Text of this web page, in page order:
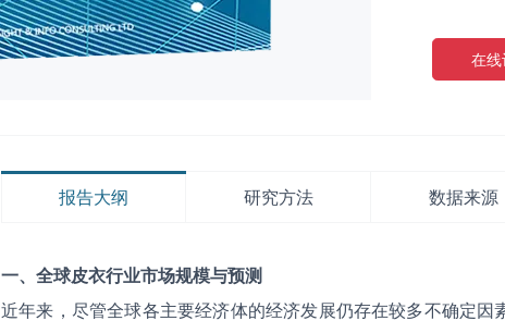
在线
报告大纲 研究方法 数据来源
一、全球皮衣行业市场规模与预测
近年来，尽管全球各主要经济体的经济发展仍存在较多不确定因